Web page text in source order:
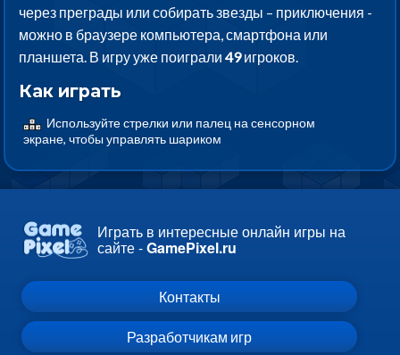
через преграды или собирать звезды – приключения -
можно в браузере компьютера, смартфона или
планшета. В игру уже поиграли49игроков.
Как играть
Используйте стрелки или палец на сенсорном
экране, чтобы управлять шариком
Играть в интересные онлайн игры на
сайте -GamePixel.ru
Контакты
Разработчикам игр